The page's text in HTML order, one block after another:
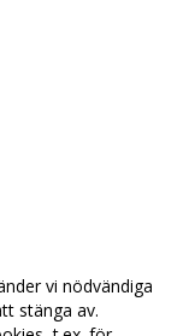
vi nödvändiga
stänga av.